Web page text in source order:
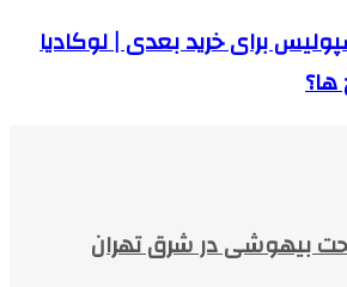
برای خرید بعدی | لوکادیا
ها؟
بیهوشی در شرق تهران